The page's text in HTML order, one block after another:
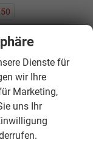
Dienste für
wir Ihre
Marketing,
uns Ihr